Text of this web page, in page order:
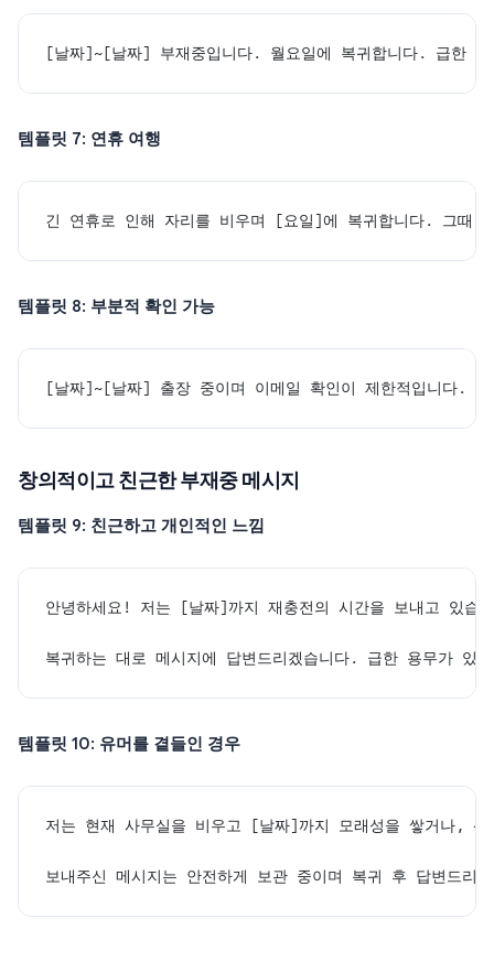
[날짜]~[날짜] 부재중입니다. 월요일에 복귀합니다. 급한
템플릿 7: 연휴 여행
긴 연휴로 인해 자리를 비우며 [요일]에 복귀합니다. 그때
템플릿 8: 부분적 확인 가능
[날짜]~[날짜] 출장 중이며 이메일 확인이 제한적입니다.
창의적이고 친근한 부재중 메시지
템플릿 9: 친근하고 개인적인 느낌
안녕하세요! 저는 [날짜]까지 재충전의 시간을 보내고 있습
복귀하는 대로 메시지에 답변드리겠습니다. 급한 용무가
템플릿 10: 유머를 곁들인 경우
저는 현재 사무실을 비우고 [날짜]까지 모래성을 쌓거나,
보내주신 메시지는 안전하게 보관 중이며 복귀 후 답변드